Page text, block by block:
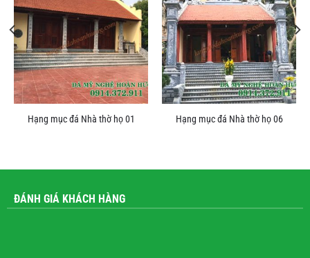
Hạng mục đá Nhà thờ họ 01 Hạng mục đá Nhà thờ họ 06
ĐÁNH GIÁ KHÁCH HÀNG